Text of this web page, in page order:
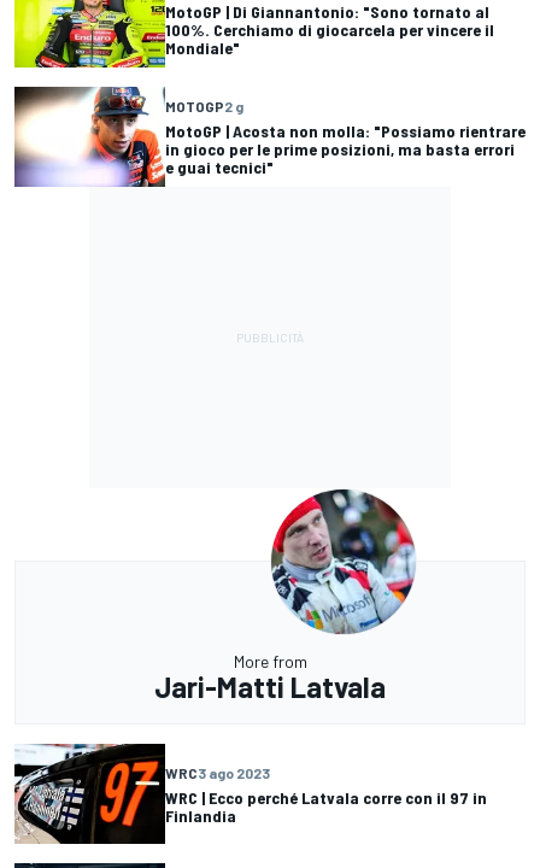
MotoGP | Di Giannantonio: "Sono tornato al
100%. Cerchiamo di giocarcela per vincere il
Mondiale"
MOTOGP2 g
MotoGP | Acosta non molla: "Possiamo rientrare
in gioco per le prime posizioni, ma basta errori
e guai tecnici"
More from
Jari-Matti Latvala
WRC3 ago 2023
WRC | Ecco perché Latvala corre con il 97 in
Finlandia